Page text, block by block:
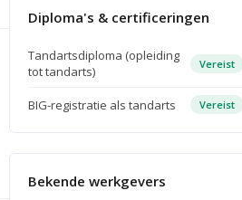
Diploma's & certificeringen
Tandartsdiploma (opleiding
tot tandarts)
Vereist
BIG-registratie als tandarts Vereist
Bekende werkgevers